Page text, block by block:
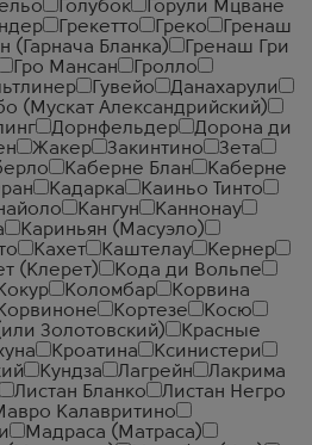
Голубок
Горули Мцване
Грекетто Греко
Гренаш
(Гарнача Бланка)
Гренаш Гри
Гро Мансан
Гролло
Гувейо
Данахарули
(Мускат Александрийский)
Дорнфельдер
Дорона ди
Жакер Закинтино
Зета
Каберне Блан
Каберне
Кадарка
Каиньо Тинто
Кангун
Каннонау
Кариньян (Масуэло)
Кахет Каштелау
Кернер
(Клерет)
Кода ди Вольпе
Кокур Коломбар
Корвина
Корвиноне Кортезе
Косю
Золотовский)
Красные
Кроатина
Ксинистери
Кундза Лагрейн
Лакрима
Листан Бланко
Листан Негро
Калавритино
Мадраса (Матраса)